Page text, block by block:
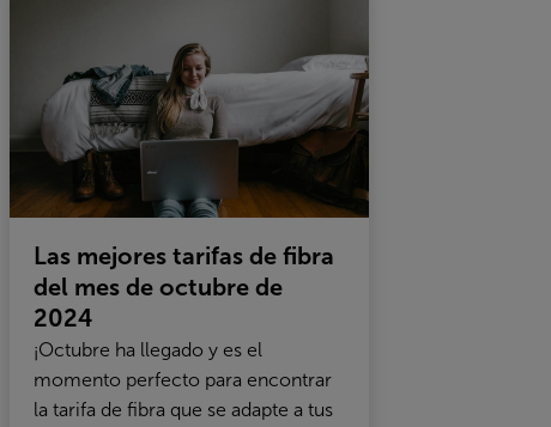
Las mejores tarifas de fibra
del mes de octubre de
2024
¡Octubre ha llegado y es el
momento perfecto para encontrar
la tarifa de fibra que se adapte a tus